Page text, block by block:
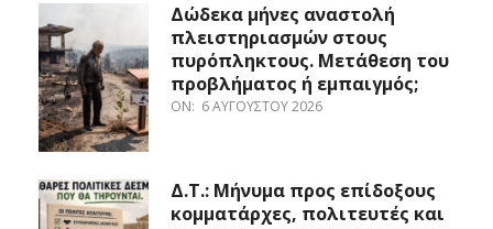
Δώδεκα μήνες αναστολή
πλειστηριασμών στους
πυρόπληκτους. Μετάθεση του
προβλήματος ή εμπαιγμός;
ON: 6 ΑΥΓΟΎΣΤΟΥ 2026
Δ.Τ.: Μήνυμα προς επίδοξους
κομματάρχες, πολιτευτές και